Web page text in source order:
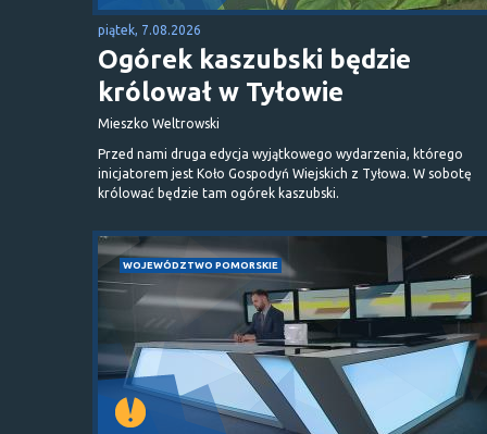
piątek, 7.08.2026
Ogórek kaszubski będzie
królował w Tyłowie
Mieszko Weltrowski
Przed nami druga edycja wyjątkowego wydarzenia, którego
inicjatorem jest Koło Gospodyń Wiejskich z Tyłowa. W sobotę
królować będzie tam ogórek kaszubski.
WOJEWÓDZTWO POMORSKIE